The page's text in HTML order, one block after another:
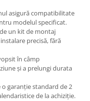
asigură compatibilitate
modelul specificat.
un kit de montaj
precisă, fără
în câmp
și a prelungi durata
o garanție standard de 2
de la achiziție.